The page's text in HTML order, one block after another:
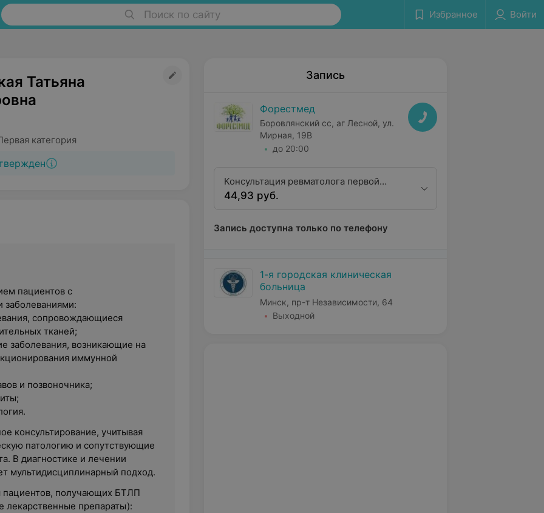
Поиск по сайту Избранное Войти
Татьяна
категория
пациентов с
заболеваниями:
сопровождающиеся
тканей;
заболевания, возникающие на
иммунной
и позвоночника;
консультирование, учитывая
патологию и сопутствующие
В диагностике и лечении
мультидисциплинарный подход.
пациентов, получающих БТЛП
лекарственные препараты):
Запись
Форестмед
Боровлянский сс, аг Лесной, ул.
Мирная, 19В
до 20:00
Консультация ревматолога первой
квалификационной категории
44,93 руб.
Запись доступна только по телефону
1-я городская клиническая
больница
Минск, пр-т Независимости, 64
Выходной